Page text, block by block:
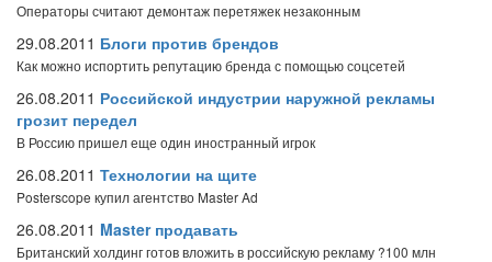
Операторы считают демонтаж перетяжек незаконным
29.08.2011 Блоги против брендов
Как можно испортить репутацию бренда с помощью соцсетей
26.08.2011 Российской индустрии наружной рекламы
грозит передел
В Россию пришел еще один иностранный игрок
26.08.2011 Технологии на щите
Posterscope купил агентство Master Ad
26.08.2011 Master продавать
Британский холдинг готов вложить в российскую рекламу ?100 млн